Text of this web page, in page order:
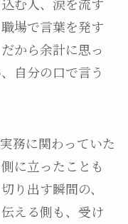
む人、涙を流す
場で言葉を発す
から余計に思っ
自分の口で言う
務に関わっていた
に立ったことも
り出す瞬間の、
える側も、受け